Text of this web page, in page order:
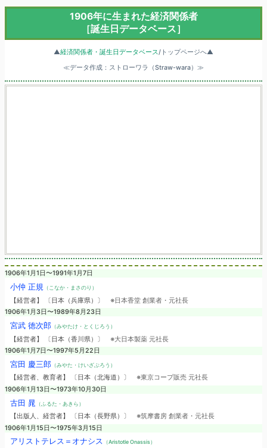
1906年に生まれた経済関係者
［誕生日データベース］
▲経済関係者・誕生日データベース/トップページへ▲
≪データ作成：ストローワラ（Straw-wara）≫
1906年1月1日〜1991年1月7日
小仲 正規 （こなか・まさのり）
【経営者】 〔日本（兵庫県）〕 ※日本香堂 創業者・元社長
1906年1月3日〜1989年8月23日
宮武 徳次郎（みやたけ・とくじろう）
【経営者】 〔日本（香川県）〕 ※大日本製薬 元社長
1906年1月7日〜1997年5月22日
宮田 慶三郎（みやた・けいざぶろう）
【経営者、教育者】 〔日本（北海道）〕 ※東京コープ販売 元社長
1906年1月13日〜1973年10月30日
古田 晁 （ふるた・あきら）
【出版人、経営者】 〔日本（長野県）〕 ※筑摩書房 創業者・元社長
1906年1月15日〜1975年3月15日
アリストテレス＝オナシス （Aristotle Onassis）